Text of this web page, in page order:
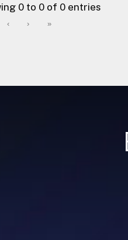
0 to 0 of 0 entries
‹ › »